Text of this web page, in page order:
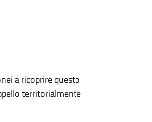
a ricoprire questo
territorialmente